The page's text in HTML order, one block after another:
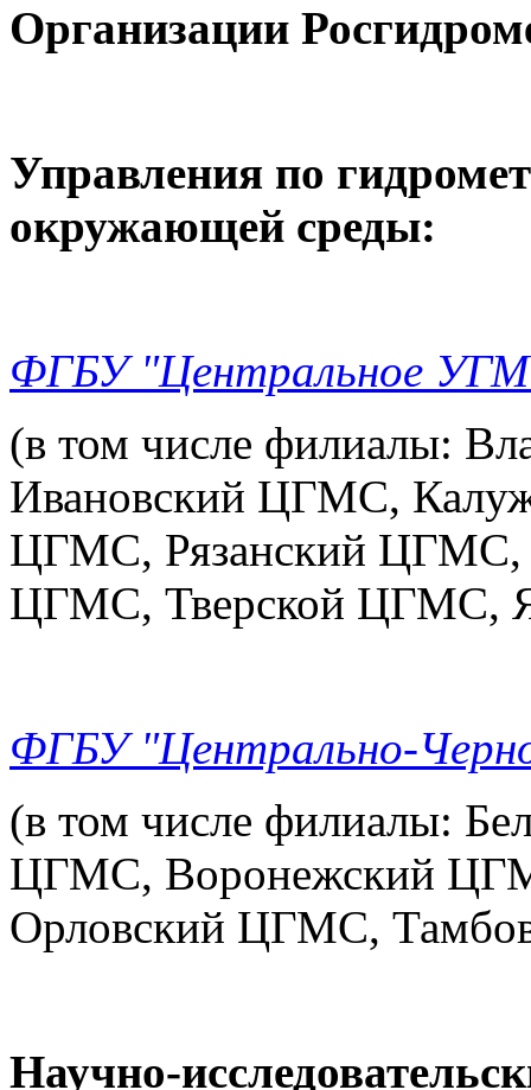
Организации
Управления по
окружающей среды:
ФГБУ "Центральное
(в том числе филиалы:
Ивановский ЦГМС,
ЦГМС, Рязанский ЦГМС,
ЦГМС, Тверской ЦГМС,
ФГБУ "Центрально-
(в том числе филиалы:
ЦГМС, Воронежский
Орловский ЦГМС,
Научно-